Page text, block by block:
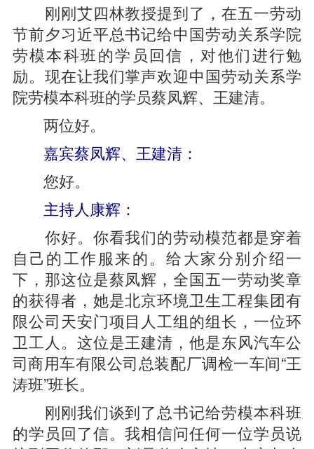
刚刚艾四林教授提到了，在五一劳动
节前夕习近平总书记给中国劳动关系学院
劳模本科班的学员回信，对他们进行勉
励。现在让我们掌声欢迎中国劳动关系学
院劳模本科班的学员蔡凤辉、王建清。
两位好。
嘉宾蔡凤辉、王建清：
您好。
主持人康辉：
你好。你看我们的劳动模范都是穿着
自己的工作服来的。给大家分别介绍一
下，那这位是蔡凤辉，全国五一劳动奖章
的获得者，她是北京环境卫生工程集团有
限公司天安门项目人工组的组长，一位环
卫工人。这位是王建清，他是东风汽车公
司商用车有限公司总装配厂调检一车间“王
涛班”班长。
刚刚我们谈到了总书记给劳模本科班
的学员回了信。我相信问任何一位学员说